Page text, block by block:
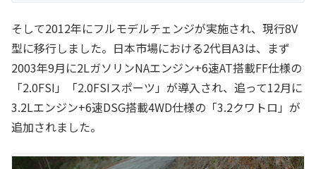
そして2012年にフルモデルチェンジが実施され、現行8V
型に移行しました。日本市場における2代目A3は、まず
2003年9月に2LガソリンNAエンジン+6速AT搭載FF仕様の
「2.0FSI」「2.0FSIスポーツ」が導入され、追って12月に
3.2Lエンジン+6速DSG搭載4WD仕様の「3.2クワトロ」が
追加されました。